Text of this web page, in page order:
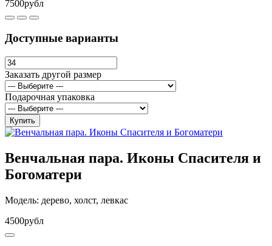
7500рубл
Доступные варианты
Заказать другой размер
Подарочная упаковка
Купить
Венчальная пара. Иконы Спасителя и
Богоматери
Модель: дерево, холст, левкас
4500рубл